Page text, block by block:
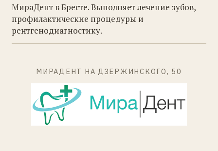
МираДент в Бресте. Выполняет лечение зубов,
профилактические процедуры и
рентгенодиагностику.
МИРАДЕНТ НА ДЗЕРЖИНСКОГО, 50